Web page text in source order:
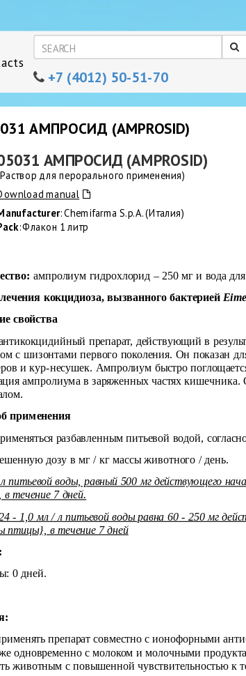
+7 (4012) 50-51-70
АМПРОСИД (AMPROSID)
АМПРОСИД (AMPROSID)
для перорального применения)
manual
: Chemifarma S.p.A. (Италия)
: Флакон 1 литр
ампролиум гидрохлорид – 250 мг и вода
кокцидиоза, вызванного бактерией
свойства
препарат, действующий в
с шизонтами первого поколения. Он показан
и кур-несушек. Ампролиум быстро
ампролиума в заряженных частях
применения
разбавленным питьевой водой,
дозу в мг / кг массы животного / день.
питьевой воды, равный 500 мг действующего
течение 7 дней.
- 1,0 мл / л питьевой воды равна 60 - 250 мг
птицы}, в течение 7 дней
0 дней.
препарат совместно с ионофорными
одновременно с моло­ком и молочными
животным с повышенной чувствительностью к